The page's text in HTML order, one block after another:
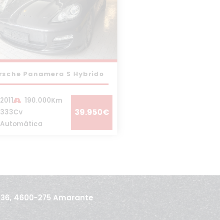
Panamera S Hybrido
2011
190.000Km
333Cv
Automática
39.950€
4600-275 Amarante